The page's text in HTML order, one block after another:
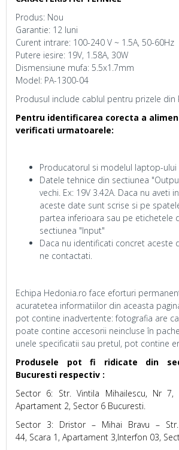
Produs: Nou
Garantie: 12 luni
Curent intrare: 100-240 V ~ 1.5A, 50-60Hz
Putere iesire: 19V, 1.58A, 30W
Dismensiune mufa: 5.5x1.7mm
Model: PA-1300-04
Produsul include cablul pentru prizele din
Pentru identificarea corecta a
verificati urmatoarele:
Producatorul si modelul laptop-ului
Datele tehnice din sectiunea
vechi. Ex: 19V 3.42A. Daca nu aveti
aceste date sunt scrise si pe
partea inferioara sau pe etichetele
sectiunea "Input"
Daca nu identificati concret aceste
ne contactati.
Echipa Hedonia.ro face eforturi
acuratetea informatiilor din aceasta
pot contine inadvertente: fotografia are
poate contine accesorii neincluse în
unele specificatii sau pretul, pot contine
Produsele pot fi ridicate din
Bucuresti respectiv :
Sector 6: Str. Vintila Mihailescu, Nr
Apartament 2, Sector 6 Bucuresti.
Sector 3: Dristor – Mihai Bravu – Str.
44, Scara 1, Apartament 3,Interfon 03,